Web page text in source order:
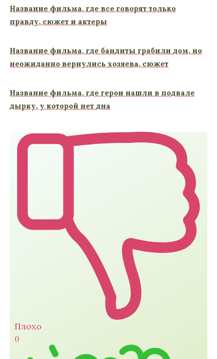
Название фильма, где все говорят только
правду, сюжет и актеры
Название фильма, где бандиты грабили дом, но
неожиданно вернулись хозяева, сюжет
Название фильма, где герои нашли в подвале
дырку, у которой нет дна
Плохо
0